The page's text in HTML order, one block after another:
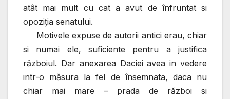
atât mai mult cu cat a avut de înfruntat si
opoziţia senatului.
Motivele expuse de autorii antici erau, chiar
si numai ele, suficiente pentru a justifica
războiul. Dar anexarea Daciei avea in vedere
intr-o măsura la fel de însemnata, daca nu
chiar mai mare – prada de război si